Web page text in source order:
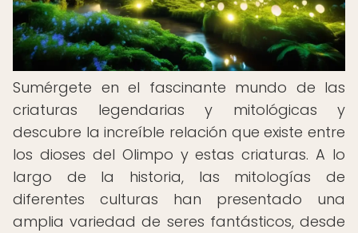
Sumérgete en el fascinante mundo de las
criaturas legendarias y mitológicas y
descubre la increíble relación que existe entre
los dioses del Olimpo y estas criaturas. A lo
largo de la historia, las mitologías de
diferentes culturas han presentado una
amplia variedad de seres fantásticos, desde